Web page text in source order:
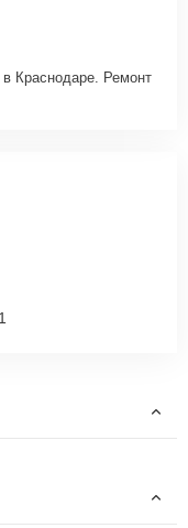
Краснодаре. Ремонт